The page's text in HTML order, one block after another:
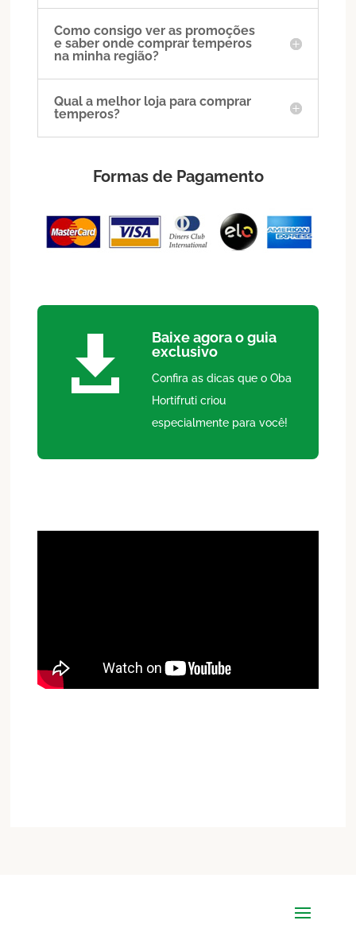
Como consigo ver as promoções
e saber onde comprar temperos
na minha região?
Qual a melhor loja para comprar
temperos?
Formas de Pagamento

Baixe agora o guia
exclusivo
Confira as dicas que o Oba
Hortifruti criou
especialmente para você!